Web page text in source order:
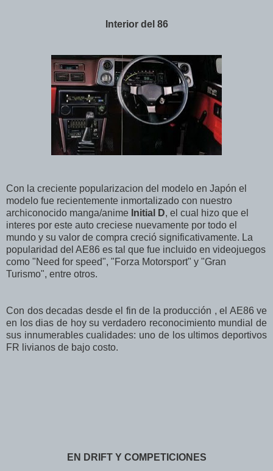
Interior del 86
Con la creciente popularizacion del modelo en Japón el
modelo fue recientemente inmortalizado con nuestro
archiconocido manga/anime Initial D, el cual hizo que el
interes por este auto creciese nuevamente por todo el
mundo y su valor de compra creció significativamente. La
popularidad del AE86 es tal que fue incluido en videojuegos
como "Need for speed", "Forza Motorsport" y "Gran
Turismo", entre otros.
Con dos decadas desde el fin de la producción , el AE86 ve
en los dias de hoy su verdadero reconocimiento mundial de
sus innumerables cualidades: uno de los ultimos deportivos
FR livianos de bajo costo.
EN DRIFT Y COMPETICIONES